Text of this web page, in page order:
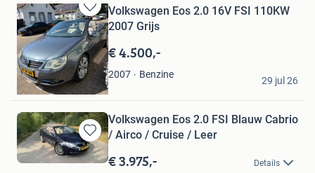
Bewaren
in
Mijn
Favorieten
Volkswagen Eos 2.0 16V FSI 110KW
2007 Grijs
€ 4.500,-
2007 Benzine
Angelo Schaefer
Roermond
29 jul 26
Bewaren
in
Volkswagen Eos 2.0 FSI Blauw Cabrio
/ Airco / Cruise / Leer
€ 3.975,- Details